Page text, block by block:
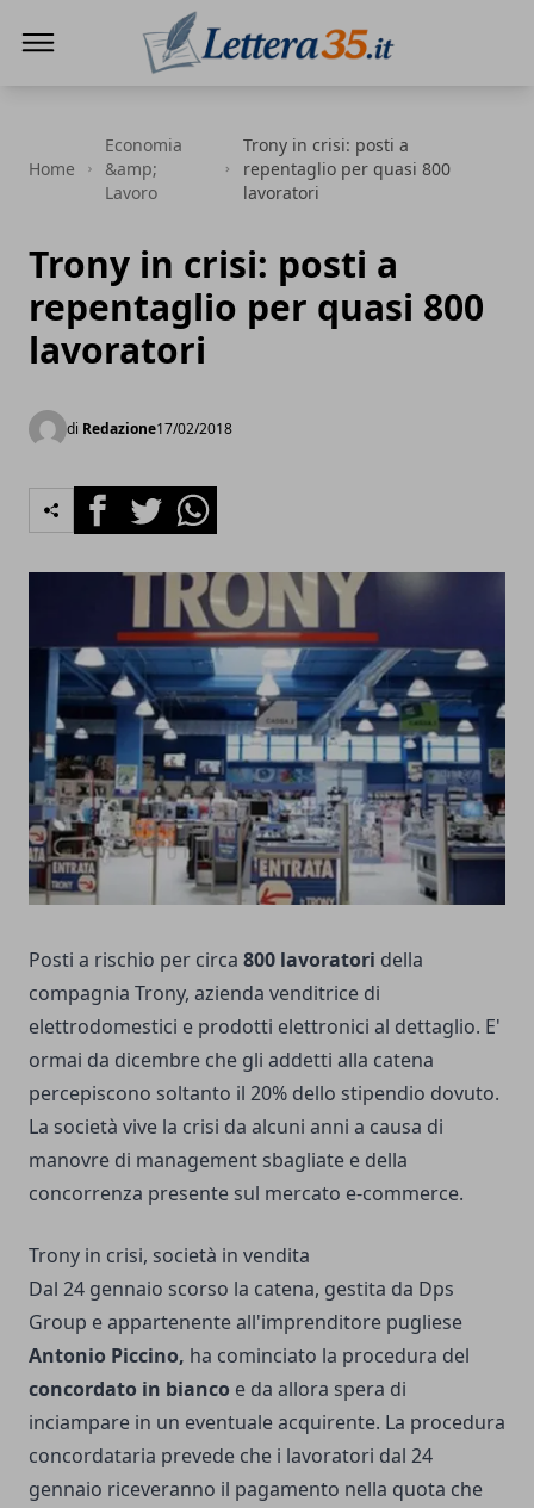
Home
Economia
&amp;
Lavoro
Trony in crisi: posti a
repentaglio per quasi 800
lavoratori
Trony in crisi: posti a
repentaglio per quasi 800
lavoratori
di Redazione17/02/2018
FacebookTwitterWhatsapp
Posti a rischio per circa 800 lavoratori della
compagnia Trony, azienda venditrice di
elettrodomestici e prodotti elettronici al dettaglio. E'
ormai da dicembre che gli addetti alla catena
percepiscono soltanto il 20% dello stipendio dovuto.
La società vive la crisi da alcuni anni a causa di
manovre di management sbagliate e della
concorrenza presente sul mercato e-commerce.
Trony in crisi, società in vendita
Dal 24 gennaio scorso la catena, gestita da Dps
Group e appartenente all'imprenditore pugliese
Antonio Piccino, ha cominciato la procedura del
concordato in bianco e da allora spera di
inciampare in un eventuale acquirente. La procedura
concordataria prevede che i lavoratori dal 24
gennaio riceveranno il pagamento nella quota che